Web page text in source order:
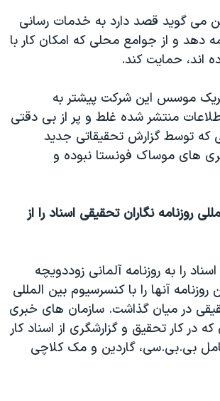
می گوید قصد دارد به خدمات رسانی
دهد و از جوامع محلی که امکان کار با
اند، حمایت کند.
موسس این شرکت پیشتر به
منتشر شده غلط و پر از بی دقتی
توسط گزارش تحقیقاتی جدید
های موساک فونستا نبوده و
روزنامه نگاران تحقیقی اسناد را از
را به روزنامه آلمانی زوددویچه
آنها را با کنسرسیوم بین المللی
در میان گذاشت. سازمان های خبری
در کار تحقیق و گزارشگری از اسناد کار
بی.بی.سی، گاردین و مک کلاچی